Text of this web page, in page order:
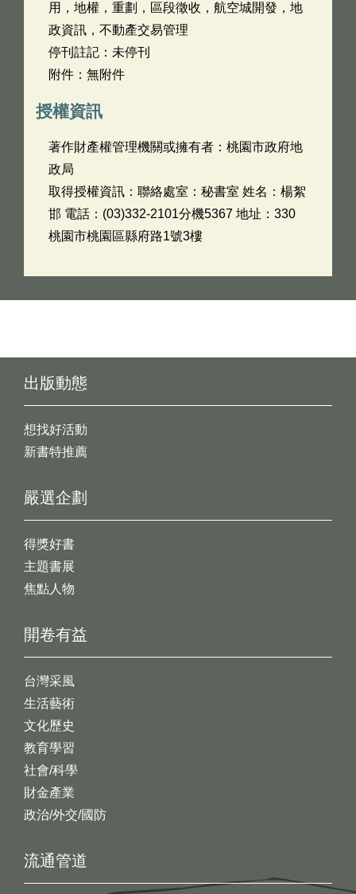
用，地權，重劃，區段徵收，航空城開發，地
政資訊，不動產交易管理
停刊註記：未停刊
附件：無附件
授權資訊
著作財產權管理機關或擁有者：桃園市政府地
政局
取得授權資訊：聯絡處室：秘書室 姓名：楊絮
邯 電話：(03)332-2101分機5367 地址：330
桃園市桃園區縣府路1號3樓
出版動態
想找好活動
新書特推薦
開卷有益
台灣采風
生活藝術
文化歷史
教育學習
社會/科學
財金產業
政治/外交/國防
嚴選企劃
得獎好書
主題書展
焦點人物
流通管道